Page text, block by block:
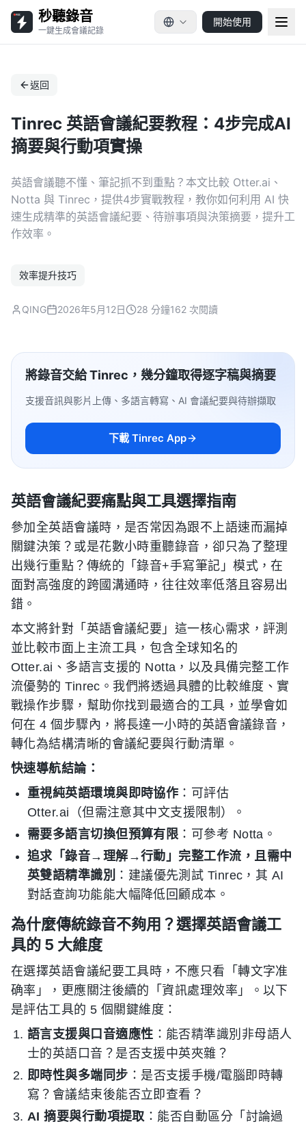
秒聽錄音
一鍵生成會議記錄
開始使用
返回
Tinrec 英語會議紀要教程：4步完成AI
摘要與行動項實操
英語會議聽不懂、筆記抓不到重點？本文比較 Otter.ai、
Notta 與 Tinrec，提供4步實戰教程，教你如何利用 AI 快
速生成精準的英語會議紀要、待辦事項與決策摘要，提升工
作效率。
效率提升技巧
QING 2026年5月12日 28 分鐘162 次閱讀
將錄音交給 Tinrec，幾分鐘取得逐字稿與摘要
支援音訊與影片上傳、多語言轉寫、AI 會議紀要與待辦擷取
下載 Tinrec App
英語會議紀要痛點與工具選擇指南
參加全英語會議時，是否常因為跟不上語速而漏掉
關鍵決策？或是花數小時重聽錄音，卻只為了整理
出幾行重點？傳統的「錄音+手寫筆記」模式，在
面對高強度的跨國溝通時，往往效率低落且容易出
錯。
本文將針對「英語會議紀要」這一核心需求，評測
並比較市面上主流工具，包含全球知名的
Otter.ai、多語言支援的 Notta，以及具備完整工作
流優勢的 Tinrec。我們將透過具體的比較維度、實
戰操作步驟，幫助你找到最適合的工具，並學會如
何在 4 個步驟內，將長達一小時的英語會議錄音，
轉化為結構清晰的會議紀要與行動清單。
快速導航結論：
重視純英語環境與即時協作 ：可評估
Otter.ai（但需注意其中文支援限制）。
需要多語言切換但預算有限 ：可參考 Notta。
追求「錄音→理解→行動」完整工作流，且需中
英雙語精準識別 ：建議優先測試 Tinrec，其 AI
對話查詢功能能大幅降低回顧成本。
為什麼傳統錄音不夠用？選擇英語會議工
具的 5 大維度
在選擇英語會議紀要工具時，不應只看「轉文字准
确率」，更應關注後續的「資訊處理效率」。以下
是評估工具的 5 個關鍵維度：
語言支援與口音適應性 ：能否精準識別非母語人
士的英語口音？是否支援中英夾雜？
即時性與多端同步 ：是否支援手機/電腦即時轉
寫？會議結束後能否立即查看？
AI 摘要與行動項提取：能否自動區分「討論過